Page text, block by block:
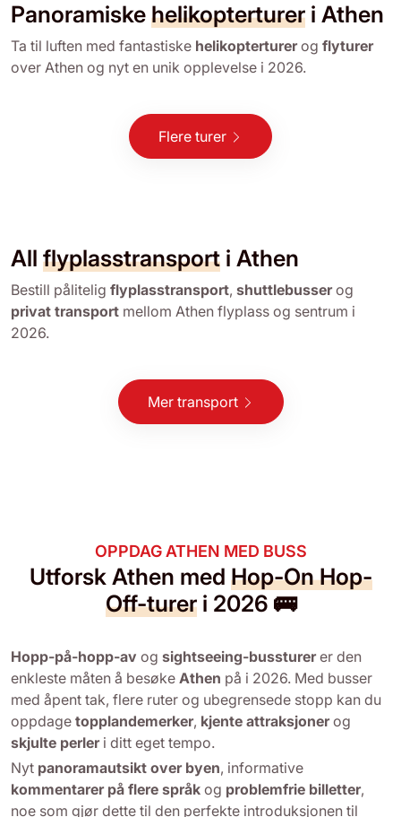
Panoramiske helikopterturer i Athen
Ta til luften med fantastiske helikopterturerog flyturer
over Athen og nyt en unik opplevelse i 2026.
Flere turer
All flyplasstransport i Athen
Bestill pålitelig flyplasstransport, shuttlebusserog
privat transport mellom Athen flyplass og sentrum i
2026.
Mer transport
OPPDAG ATHEN MED BUSS
Utforsk Athen med Hop-On Hop-
Off-tureri 2026 🚌
Hopp-på-hopp-av og sightseeing-bussturerer den
enkleste måten å besøke Athen på i 2026. Med busser
med åpent tak, flere ruter og ubegrensede stopp kan du
oppdage topplandemerker, kjente attraksjonerog
skjulte perleri ditt eget tempo.
Nyt panoramautsikt over byen, informative
kommentarer på flere språk og problemfrie billetter,
noe som gjør dette til den perfekte introduksjonen til